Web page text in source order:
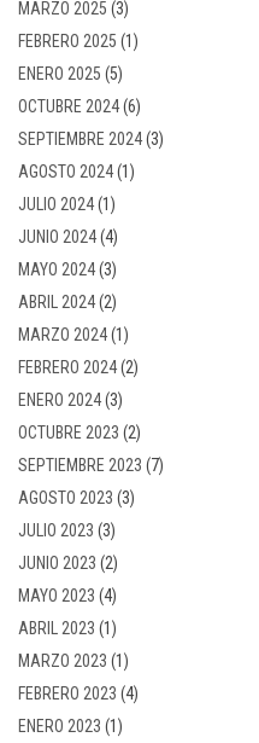
MARZO 2025 (3)
FEBRERO 2025 (1)
ENERO 2025 (5)
OCTUBRE 2024(6)
SEPTIEMBRE 2024(3)
AGOSTO 2024(1)
JULIO 2024(1)
JUNIO 2024(4)
MAYO 2024(3)
ABRIL 2024(2)
MARZO 2024(1)
FEBRERO 2024(2)
ENERO 2024(3)
OCTUBRE 2023 (2)
SEPTIEMBRE 2023 (7)
AGOSTO 2023 (3)
JULIO 2023 (3)
JUNIO 2023 (2)
MAYO 2023 (4)
ABRIL 2023 (1)
MARZO 2023 (1)
FEBRERO 2023 (4)
ENERO 2023 (1)